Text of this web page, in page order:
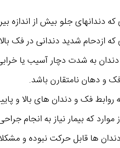
که دندانهای جلو بیش از اندازه
که ازدحام شدید دندانی در فک
به شدت دچار آسیب یا
و دهان نامتقارن باشد.
روابط فک و دندان های بالا و
موارد که بیمار نیاز به انجام
ها قابل حرکت نبوده و